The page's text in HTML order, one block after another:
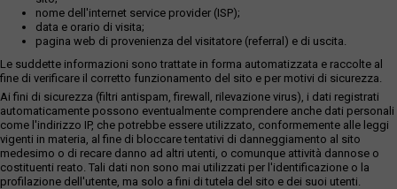
nome dell'internet service provider (ISP);
data e orario di visita;
pagina web di provenienza del visitatore (referral) e di uscita.
Le suddette informazioni sono trattate in forma automatizzata e raccolte al
fine di verificare il corretto funzionamento del sito e per motivi di sicurezza.
Ai fini di sicurezza (filtri antispam, firewall, rilevazione virus), i dati registrati
automaticamente possono eventualmente comprendere anche dati personali
come l'indirizzo IP, che potrebbe essere utilizzato, conformemente alle leggi
vigenti in materia, al fine di bloccare tentativi di danneggiamento al sito
medesimo o di recare danno ad altri utenti, o comunque attività dannose o
costituenti reato. Tali dati non sono mai utilizzati per l'identificazione o la
profilazione dell'utente, ma solo a fini di tutela del sito e dei suoi utenti.